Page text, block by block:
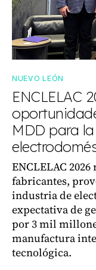
NUEVO LEÓN
ENCLELAC
MDD para
ENCLELAC
fabricantes,
industria de
expectativa de
por 3 mil
manufactura
tecnológica.